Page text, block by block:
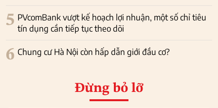
5 PVcomBank vượt kế hoạch lợi nhuận, một số chỉ tiêu
tín dụng cần tiếp tục theo dõi
6 Chung cư Hà Nội còn hấp dẫn giới đầu cơ?
Đừng bỏ lỡ